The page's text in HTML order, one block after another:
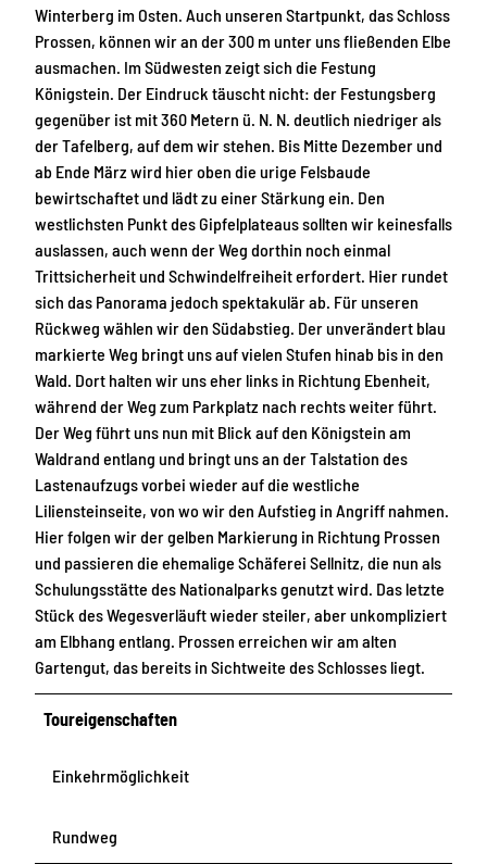
Winterberg im Osten. Auch unseren Startpunkt, das Schloss
Prossen, können wir an der 300 m unter uns fließenden Elbe
ausmachen. Im Südwesten zeigt sich die Festung
Königstein. Der Eindruck täuscht nicht: der Festungsberg
gegenüber ist mit 360 Metern ü. N. N. deutlich niedriger als
der Tafelberg, auf dem wir stehen. Bis Mitte Dezember und
ab Ende März wird hier oben die urige Felsbaude
bewirtschaftet und lädt zu einer Stärkung ein. Den
westlichsten Punkt des Gipfelplateaus sollten wir keinesfalls
auslassen, auch wenn der Weg dorthin noch einmal
Trittsicherheit und Schwindelfreiheit erfordert. Hier rundet
sich das Panorama jedoch spektakulär ab. Für unseren
Rückweg wählen wir den Südabstieg. Der unverändert blau
markierte Weg bringt uns auf vielen Stufen hinab bis in den
Wald. Dort halten wir uns eher links in Richtung Ebenheit,
während der Weg zum Parkplatz nach rechts weiter führt.
Der Weg führt uns nun mit Blick auf den Königstein am
Waldrand entlang und bringt uns an der Talstation des
Lastenaufzugs vorbei wieder auf die westliche
Liliensteinseite, von wo wir den Aufstieg in Angriff nahmen.
Hier folgen wir der gelben Markierung in Richtung Prossen
und passieren die ehemalige Schäferei Sellnitz, die nun als
Schulungsstätte des Nationalparks genutzt wird. Das letzte
Stück des Wegesverläuft wieder steiler, aber unkompliziert
am Elbhang entlang. Prossen erreichen wir am alten
Gartengut, das bereits in Sichtweite des Schlosses liegt.
Toureigenschaften
Einkehrmöglichkeit
Rundweg